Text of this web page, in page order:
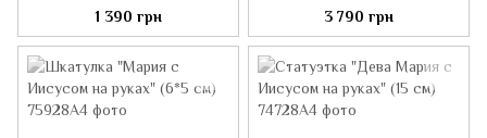
1 390 грн
3 790 грн